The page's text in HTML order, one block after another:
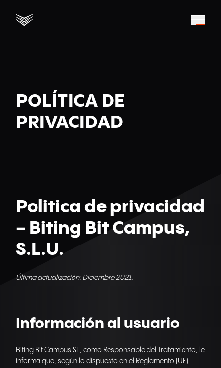
POLÍTICA DE
PRIVACIDAD
Politica de privacidad
- Biting Bit Campus,
S.L.U.
Última actualización: Diciembre 2021.
Información al usuario
Biting Bit Campus SL, como Responsable del Tratamiento, le
informa que, según lo dispuesto en el Reglamento (UE)